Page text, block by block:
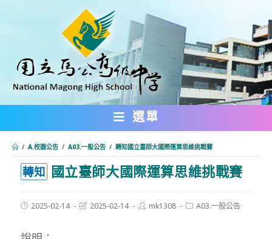
內
選單
/ A.校園公告 / A03.一般公告 / 轉知國立臺師大國際運算思維挑戰賽
轉知 國立臺師大國際運算思維挑戰賽
Post2025-02-14
Post2025-02-14
Postmk1308
PostA03.一般公告